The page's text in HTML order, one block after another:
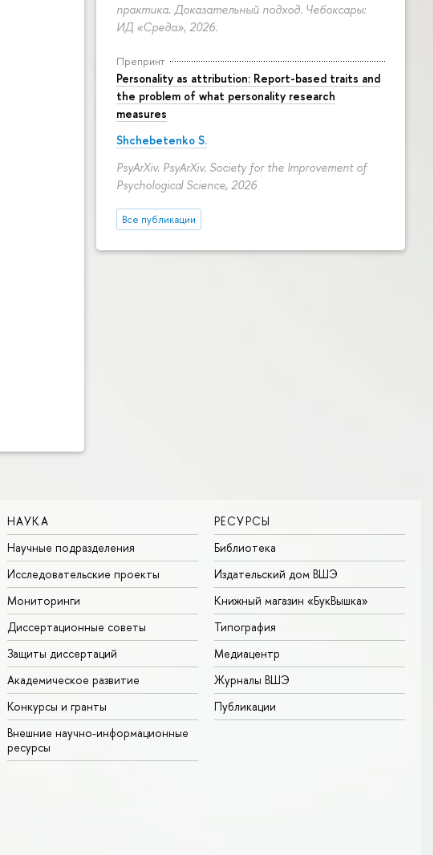
практика. Доказательный подход. Чебоксары:
ИД «Среда», 2026.
Препринт
Personality as attribution: Report-based traits and
the problem of what personality research
measures
Shchebetenko S.
PsyArXiv. PsyArXiv. Society for the Improvement of
Psychological Science, 2026
Все публикации
НАУКА
Научные подразделения
Исследовательские проекты
Мониторинги
Диссертационные советы
Защиты диссертаций
Академическое развитие
Конкурсы и гранты
Внешние научно-информационные
ресурсы
РЕСУРСЫ
Библиотека
Издательский дом ВШЭ
Книжный магазин «БукВышка»
Типография
Медиацентр
Журналы ВШЭ
Публикации